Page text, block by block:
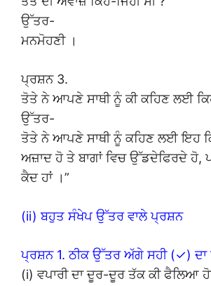
ਉੱਤਰ-
ਮਨਮੋਹਣੀ ।
ਪ੍ਰਸ਼ਨ 3.
ਤੋਤੇ ਨੇ ਆਪਣੇ ਸਾਥੀ ਨੂੰ ਕੀ ਕਹਿਣ ਲਈ
ਉੱਤਰ-
ਤੋਤੇ ਨੇ ਆਪਣੇ ਸਾਥੀ ਨੂੰ ਕਹਿਣ ਲਈ ਇਹ
ਅਜ਼ਾਦ ਹੋ ਤੇ ਬਾਗਾਂ ਵਿਚ ਉੱਡਦੇਫਿਰਦੇ ਹੋ,
ਕੈਦ ਹਾਂ ।”
(ii) ਬਹੁਤ ਸੰਖੇਪ ਉੱਤਰ ਵਾਲੇ ਪ੍ਰਸ਼ਨ
ਪ੍ਰਸ਼ਨ 1. ਠੀਕ ਉੱਤਰ ਅੱਗੇ ਸਹੀ (✓) ਦਾ
(i) ਵਪਾਰੀ ਦਾ ਦੂਰ-ਦੂਰ ਤੱਕ ਕੀ ਫੈਲਿਆ